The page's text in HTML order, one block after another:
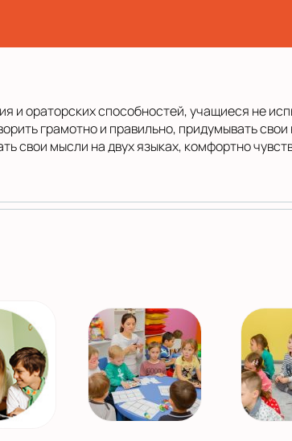
и ораторских способностей, учащиеся не
грамотно и правильно, придумывать
свои мысли на двух языках, комфортно